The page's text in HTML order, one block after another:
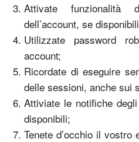
Attivate funzionalità
dell’account, se
Utilizzate password
account;
Ricordate di eseguire
delle sessioni, anche sui
Attiviate le notifiche
disponibili;
Tenete d’occhio il